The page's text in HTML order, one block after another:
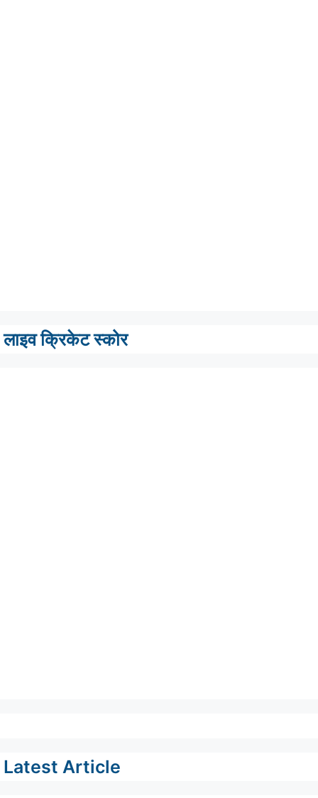
लाइव क्रिकेट स्कोर
Latest Article